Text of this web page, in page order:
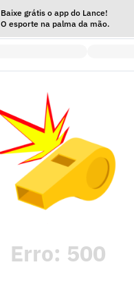
Baixe grátis o app do Lance!
O esporte na palma da mão.
Erro: 500